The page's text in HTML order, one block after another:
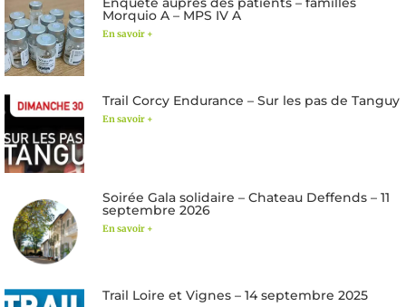
Morquio A – MPS IV A
En savoir +
Trail Corcy Endurance – Sur les pas de Tanguy
En savoir +
Soirée Gala solidaire – Chateau Deffends – 11
septembre 2026
En savoir +
Trail Loire et Vignes – 14 septembre 2025